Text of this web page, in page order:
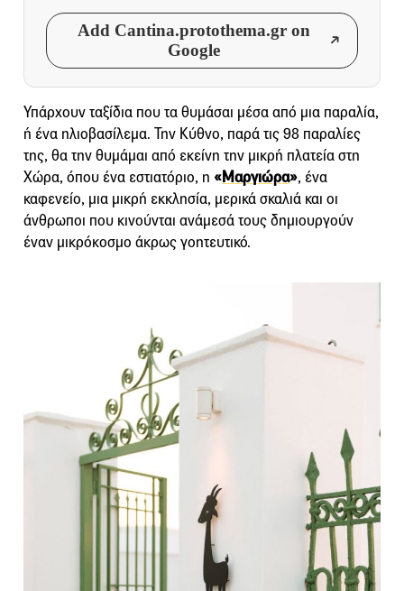
Add Cantina.protothema.gr on
Google
Υπάρχουν ταξίδια που τα θυμάσαι μέσα από μια παραλία,
ή ένα ηλιοβασίλεμα. Την Κύθνο, παρά τις 98 παραλίες
της, θα την θυμάμαι από εκείνη την μικρή πλατεία στη
Χώρα, όπου ένα εστιατόριο, η «Μαργιώρα», ένα
καφενείο, μια μικρή εκκλησία, μερικά σκαλιά και οι
άνθρωποι που κινούνται ανάμεσά τους δημιουργούν
έναν μικρόκοσμο άκρως γοητευτικό.